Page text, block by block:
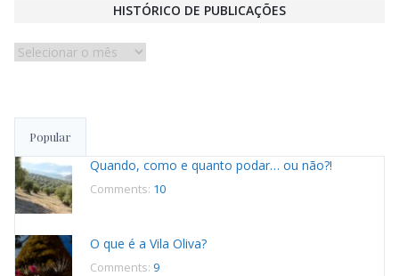
HISTÓRICO DE PUBLICAÇÕES
Histórico
Popular
Quando, como e quanto podar… ou não?!
Comments: 10
O que é a Vila Oliva?
Comments: 9